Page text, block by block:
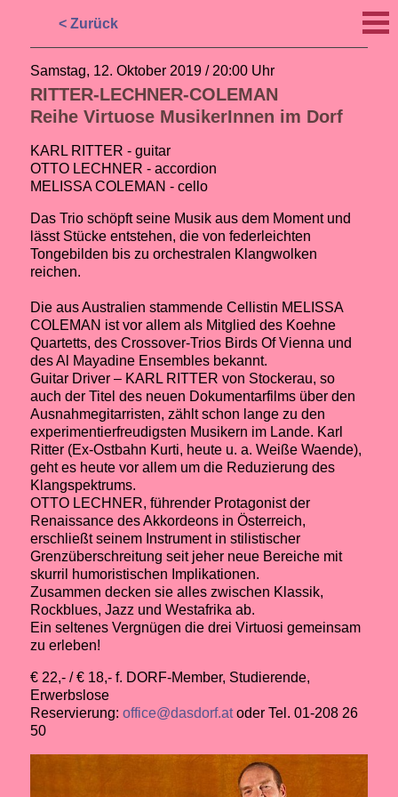
< Zurück
Samstag, 12. Oktober 2019 / 20:00 Uhr
RITTER-LECHNER-COLEMAN
Reihe Virtuose MusikerInnen im Dorf
KARL RITTER - guitar
OTTO LECHNER - accordion
MELISSA COLEMAN - cello
Das Trio schöpft seine Musik aus dem Moment und
lässt Stücke entstehen, die von federleichten
Tongebilden bis zu orchestralen Klangwolken
reichen.
Die aus Australien stammende Cellistin MELISSA
COLEMAN ist vor allem als Mitglied des Koehne
Quartetts, des Crossover-Trios Birds Of Vienna und
des Al Mayadine Ensembles bekannt.
Guitar Driver – KARL RITTER von Stockerau, so
auch der Titel des neuen Dokumentarfilms über den
Ausnahmegitarristen, zählt schon lange zu den
experimentierfreudigsten Musikern im Lande. Karl
Ritter (Ex-Ostbahn Kurti, heute u. a. Weiße Waende),
geht es heute vor allem um die Reduzierung des
Klangspektrums.
OTTO LECHNER, führender Protagonist der
Renaissance des Akkordeons in Österreich,
erschließt seinem Instrument in stilistischer
Grenzüberschreitung seit jeher neue Bereiche mit
skurril humoristischen Implikationen.
Zusammen decken sie alles zwischen Klassik,
Rockblues, Jazz und Westafrika ab.
Ein seltenes Vergnügen die drei Virtuosi gemeinsam
zu erleben!
€ 22,- / € 18,- f. DORF-Member, Studierende,
Erwerbslose
Reservierung: office@dasdorf.atoder Tel. 01-208 26
50